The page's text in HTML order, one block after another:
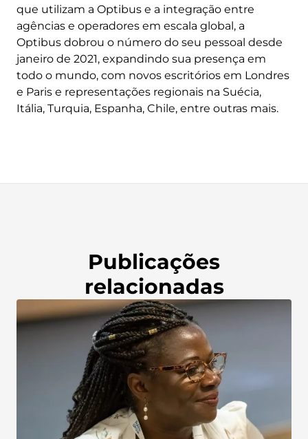
que utilizam a Optibus e a integração entre
agências e operadores em escala global, a
Optibus dobrou o número do seu pessoal desde
janeiro de 2021, expandindo sua presença em
todo o mundo, com novos escritórios em Londres
e Paris e representações regionais na Suécia,
Itália, Turquia, Espanha, Chile, entre outras mais.
Publicações
relacionadas